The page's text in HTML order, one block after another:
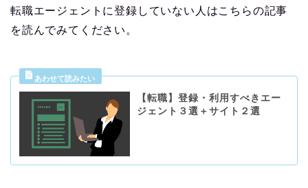
転職エージェントに登録していない人はこちらの記事
を読んでみてください。
【転職】登録・利用すべきエー
ジェント３選＋サイト２選